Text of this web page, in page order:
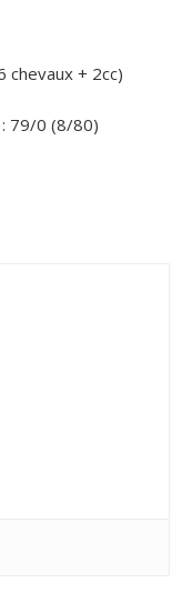
chevaux + 2cc)
79/0 (8/80)